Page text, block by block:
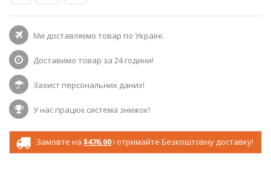
Ми доставляємо товар по Україні.
Доставимо товар за 24 години!
Захист персональних даних!
У нас працює система знижок!
Замовте на $476.00і отримайте Безкоштовну доставку!